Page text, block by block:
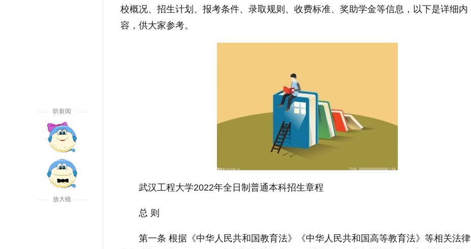
听新闻
放大镜
校概况、招生计划、报考条件、录取规则、收费标准、奖助学金等信息，以下是详细内
容，供大家参考。
武汉工程大学2022年全日制普通本科招生章程
总 则
第一条 根据《中华人民共和国教育法》《中华人民共和国 高等教育法》等相关法律